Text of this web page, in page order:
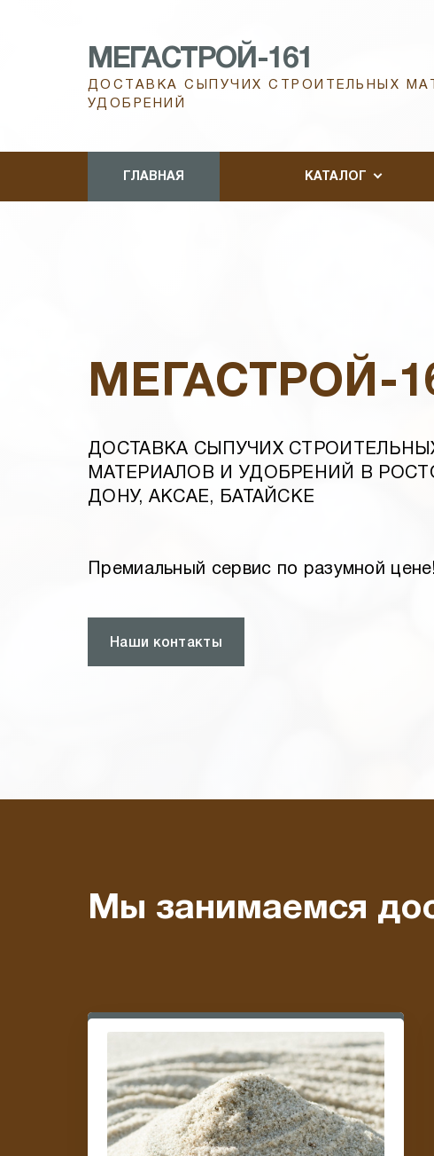
МЕГАСТРОЙ-161
ДОСТАВКА СЫПУЧИХ СТРОИТЕЛЬНЫХ
УДОБРЕНИЙ
ГЛАВНАЯ КАТАЛОГ
МЕГАСТРОЙ-
ДОСТАВКА СЫПУЧИХ
МАТЕРИАЛОВ И УДОБРЕНИЙ В
ДОНУ, АКСАЕ, БАТАЙСКЕ
Премиальный сервис по разумной цене!
Наши контакты
Мы занимаемся